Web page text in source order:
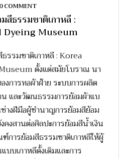
0 COMMENT
ธรรมชาติเกาหลี :
Museum
รมชาติเกาหลี : Korea
ตั้งแต่สมัยโบราณ นา
งการทอผ้าฝ้าย ระบบการผลิต
และวัฒนธรรมการย้อมผ้าแบ
างฝีมือผู้ชำนาญการย้อมสีย้อม
งสานต่อศิลปะการย้อมสีน้ำเงิน
การย้อมสีธรรมชาติเกาหลีให้ผู้
บเกาหลีดั้งเดิมและการ